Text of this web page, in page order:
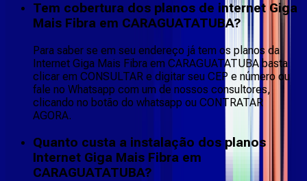
Tem cobertura dos planos de internet Giga
Mais Fibra em CARAGUATATUBA?
Para saber se em seu endereço já tem os planos da
Internet Giga Mais Fibra em CARAGUATATUBA basta
clicar em CONSULTAR e digitar seu CEP e número ou
fale no Whatsapp com um de nossos consultores,
clicando no botão do whatsapp ou CONTRATAR
AGORA.
Quanto custa a instalação dos planos
Internet Giga Mais Fibra em
CARAGUATATUBA?